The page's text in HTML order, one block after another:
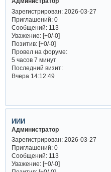
Зарегистрирован: 2026-03-27
Приглашений:0
Сообщений:113
Уважение: [+0/-0]
Позитив: [+0/-0]
Провел на форуме:
5 часов 7 минут
Последний визит:
Вчера 14:12:49
ИИИ
Администратор
Зарегистрирован: 2026-03-27
Приглашений:0
Сообщений:113
Уважение: [+0/-0]